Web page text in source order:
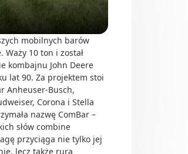
mobilnych barów
Waży 10 ton i został
kombajnu John Deere
lat 90. Za projektem stoi
Anheuser-Busch,
Corona i Stella
nazwę ComBar –
słów combine
przyciąga nie tylko jej
lecz także rura